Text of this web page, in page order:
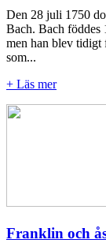
Den 28 juli 1750
Bach. Bach föddes
men han blev tidigt
som...
+ Läs mer
Franklin och